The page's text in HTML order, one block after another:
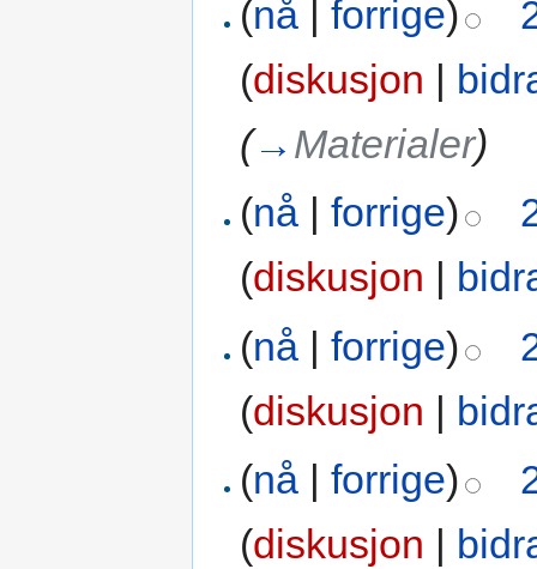
(nå |forrige)
(diskusjon |
(→ Materialer)
(nå |forrige)
(diskusjon
(nå |forrige)
(diskusjon |
(nå |forrige)
(diskusjon |